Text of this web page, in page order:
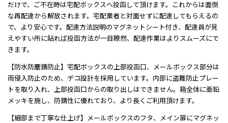
だけで、ご不在時は宅配ボックスへ投函して頂けます。これからは面倒
な再配達から解放されます。宅配業者と対面せずに配達してもらえるの
で、より安心です。配達方法説明のマグネットシート付き、配達員が見
えやすい所に貼れば投函方法が一目瞭然、配達作業はよりスムーズにで
きます。
【防水防塵錆防止】宅配ボックスの上部投函口、メールボックス部分は
雨侵入防止のため、デコ設計を採用しています。内部に盗難防止プレー
トを取り入れ、上部投函口からの取り出しはできません。箱全体に亜鉛
メッキを施し、防錆性に優れており、より長くご利用頂けます。
【細部まで丁寧な仕上げ】メールボックスのフタ、メイン扉にマグネッ